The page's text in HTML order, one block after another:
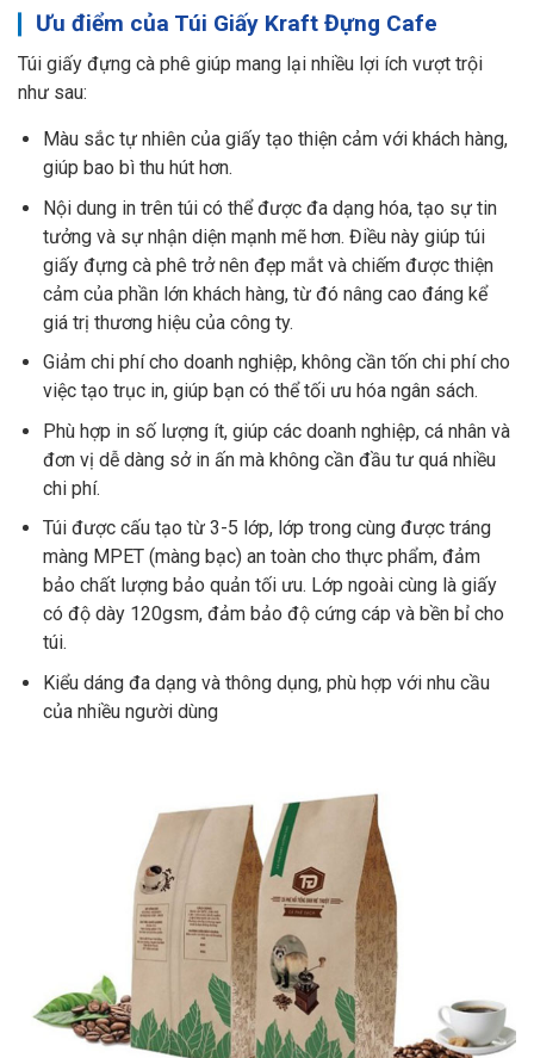
Ưu điểm của Túi Giấy Kraft Đựng Cafe
Túi giấy đựng cà phê giúp mang lại nhiều lợi ích vượt trội
như sau:
Màu sắc tự nhiên của giấy tạo thiện cảm với khách hàng,
giúp bao bì thu hút hơn.
Nội dung in trên túi có thể được đa dạng hóa, tạo sự tin
tưởng và sự nhận diện mạnh mẽ hơn. Điều này giúp túi
giấy đựng cà phê trở nên đẹp mắt và chiếm được thiện
cảm của phần lớn khách hàng, từ đó nâng cao đáng kể
giá trị thương hiệu của công ty.
Giảm chi phí cho doanh nghiệp, không cần tốn chi phí cho
việc tạo trục in, giúp bạn có thể tối ưu hóa ngân sách.
Phù hợp in số lượng ít, giúp các doanh nghiệp, cá nhân và
đơn vị dễ dàng sở in ấn mà không cần đầu tư quá nhiều
chi phí.
Túi được cấu tạo từ 3-5 lớp, lớp trong cùng được tráng
màng MPET (màng bạc) an toàn cho thực phẩm, đảm
bảo chất lượng bảo quản tối ưu. Lớp ngoài cùng là giấy
có độ dày 120gsm, đảm bảo độ cứng cáp và bền bỉ cho
túi.
Kiểu dáng đa dạng và thông dụng, phù hợp với nhu cầu
của nhiều người dùng